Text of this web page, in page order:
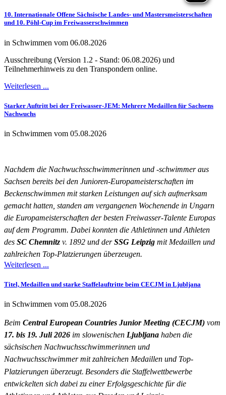
10. Internationale Offene Sächsische Landes- und Mastersmeisterschaften
und 10. Pöhl-Cup im Freiwasserschwimmen
in Schwimmen vom 06.08.2026
Ausschreibung (Version 1.2 - Stand: 06.08.2026) und
Teilnehmerhinweis zu den Transpondern online.
Weiterlesen ...
Starker Auftritt bei der Freiwasser-JEM: Mehrere Medaillen für Sachsens
Nachwuchs
in Schwimmen vom 05.08.2026
Nachdem die Nachwuchsschwimmerinnen und -schwimmer aus
Sachsen bereits bei den Junioren-Europameisterschaften im
Beckenschwimmen mit starken Leistungen auf sich aufmerksam
gemacht hatten, standen am vergangenen Wochenende in Ungarn
die Europameisterschaften der besten Freiwasser-Talente Europas
auf dem Programm. Dabei konnten die Athletinnen und Athleten
des SC Chemnitz v. 1892 und derSSG Leipzig mit Medaillen und
zahlreichen Top-Platzierungen überzeugen.
Weiterlesen ...
Titel, Medaillen und starke Staffelauftritte beim CECJM in Ljubljana
in Schwimmen vom 05.08.2026
Beim Central European Countries Junior Meeting (CECJM) vom
17. bis 19. Juli 2026 im slowenischen Ljubljana haben die
sächsischen Nachwuchsschwimmerinnen und
Nachwuchsschwimmer mit zahlreichen Medaillen und Top-
Platzierungen überzeugt. Besonders die Staffelwettbewerbe
entwickelten sich dabei zu einer Erfolgsgeschichte für die